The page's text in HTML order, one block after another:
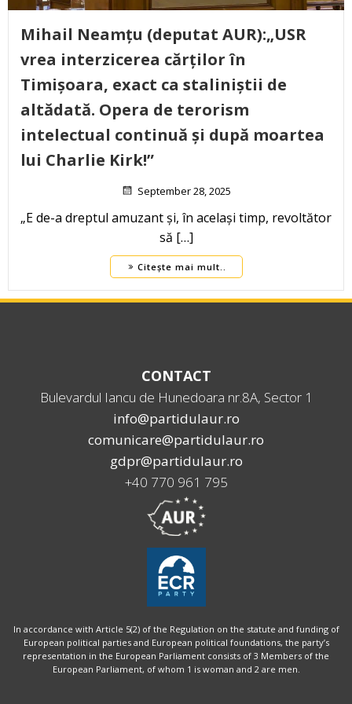
Mihail Neamțu (deputat AUR):„USR
vrea interzicerea cărților în
Timișoara, exact ca staliniștii de
altădată. Opera de terorism
intelectual continuă și după moartea
lui Charlie Kirk!”
September 28, 2025
„E de-a dreptul amuzant și, în același timp, revoltător
să […]
Citește mai mult..
CONTACT
Bulevardul Iancu de Hunedoara nr.8A, Sector 1
info@partidulaur.ro
comunicare@partidulaur.ro
gdpr@partidulaur.ro
+40 770 961 795
In accordance with Article 5(2) of the Regulation on the statute and funding of
European political parties and European political foundations, the party’s
representation in the European Parliament consists of 3 Members of the
European Parliament, of whom 1 is woman and 2 are men.